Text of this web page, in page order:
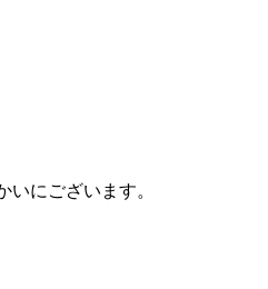
にございます。